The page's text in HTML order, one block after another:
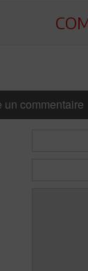
un commentaire